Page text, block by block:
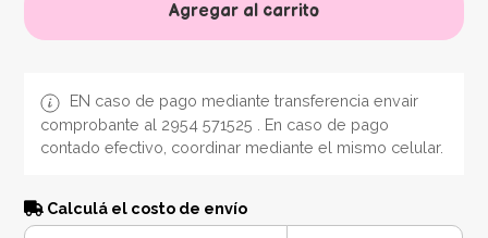
Agregar al carrito
EN caso de pago mediante transferencia envair
comprobante al 2954 571525 . En caso de pago
contado efectivo, coordinar mediante el mismo celular.
Calculá el costo de envío